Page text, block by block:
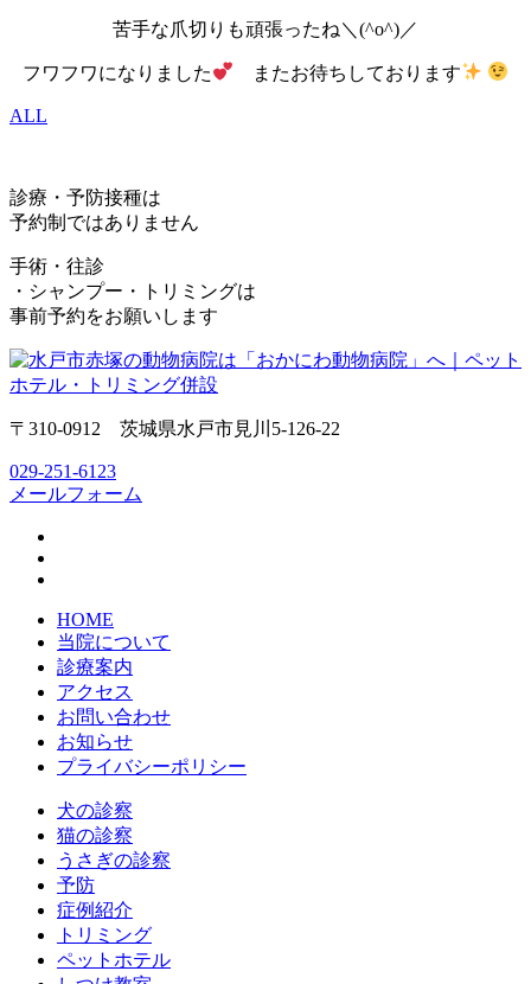
苦手な爪切りも頑張ったね＼(^o^)／
フワフワになりました またお待ちしております
ALL
診療・予防接種は
予約制ではありません
手術・往診
・シャンプー・トリミングは
事前予約をお願いします
〒310-0912 茨城県水戸市見川5-126-22
029-251-6123
メールフォーム
HOME
当院について
診療案内
アクセス
お問い合わせ
お知らせ
プライバシーポリシー
犬の診察
猫の診察
うさぎの診察
予防
症例紹介
トリミング
ペットホテル